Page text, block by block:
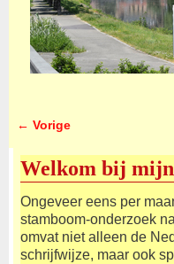
← Vorige
Welkom bij
Ongeveer eens per
stamboom-onderzoek
omvat niet alleen de
schrijfwijze, maar ook